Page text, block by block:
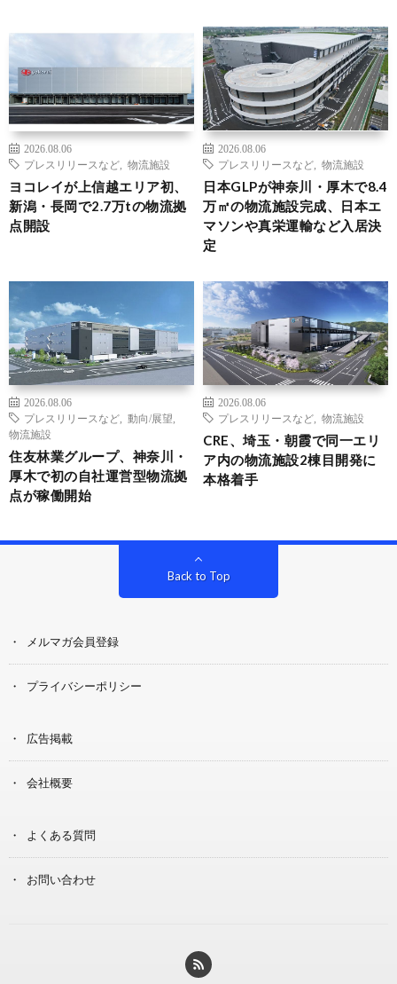
2026.08.06
プレスリリースなど
物流施設
ヨコレイが上信越エリア初、
新潟・長岡で2.7万tの物流拠
点開設
2026.08.06
プレスリリースなど
物流施設
日本GLPが神奈川・厚木で8.4
万㎡の物流施設完成、日本エ
マソンや真栄運輸など入居決
定
2026.08.06
プレスリリースなど
動向/展望
物流施設
住友林業グループ、神奈川・
厚木で初の自社運営型物流拠
点が稼働開始
2026.08.06
プレスリリースなど
物流施設
CRE、埼玉・朝霞で同一エリ
ア内の物流施設2棟目開発に
本格着手
Back to Top
メルマガ会員登録
プライバシーポリシー
広告掲載
会社概要
よくある質問
お問い合わせ